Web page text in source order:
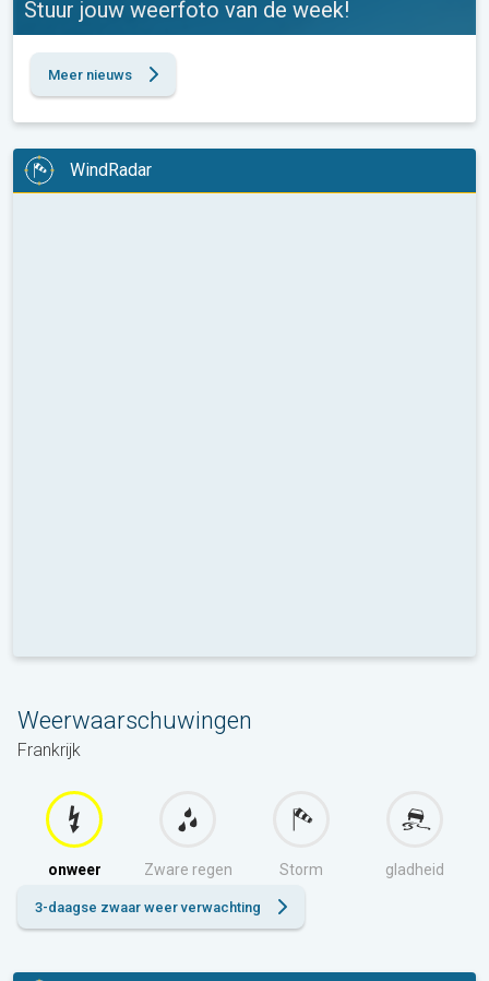
Stuur jouw weerfoto van de week!
Meer nieuws
WindRadar
Weerwaarschuwingen
Frankrijk
onweer Zware regen Storm gladheid
3-daagse zwaar weer verwachting